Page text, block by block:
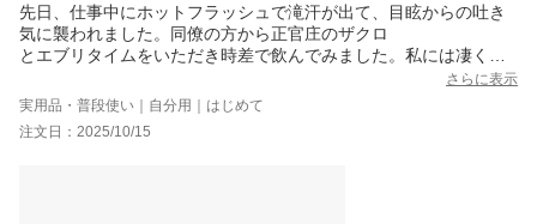
先日、仕事中にホットフラッシュで滝汗が出て、目眩からの吐き
気に襲われました。同僚の方から正官庄のザクロ
とエブリタイムをいただき時差で飲んでみました。私には凄く効
果が出ました！！さっきまでの吐き気や目眩が治り、無事元気を
取り戻し、身をもって高麗人参が私には効果的だと分かり、タブ
レットを購入しました。エブリタイムの苦さが少し苦手だったた
め、タブレットを選びました。タブレットだと1日2錠から6錠まで
さらに表示
実用品・普段使い｜自分用｜はじめて
注文日：2025/10/15